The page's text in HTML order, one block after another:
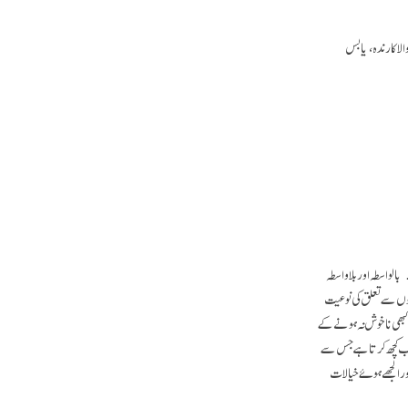
کارندہ، یا بس
اور بلا واسطہ
سے تعلق کی نوعیت
نا خوش نہ ہونے کے
سب کچھ کرتا ہے جس سے
الجھے ہوئے خیالات